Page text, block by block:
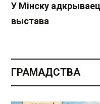
У Мінску
выстава
ГРАМАДСТВА